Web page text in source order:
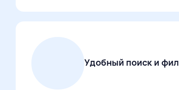
Удобный поиск и